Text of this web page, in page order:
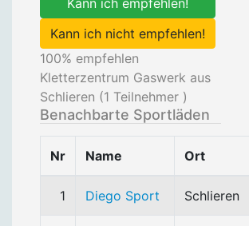
Kann ich empfehlen!
Kann ich nicht empfehlen!
100% empfehlen
Kletterzentrum Gaswerk aus
Schlieren (1 Teilnehmer )
Benachbarte Sportläden
Nr Name Ort
1 Diego Sport Schlieren